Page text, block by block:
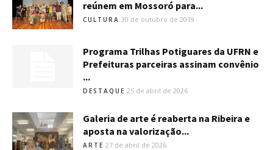
reúnem em Mossoró para...
CULTURA 30 de outubro de 2019
Programa Trilhas Potiguares da UFRN e
Prefeituras parceiras assinam convênio
...
DESTAQUE 25 de abril de 2026
Galeria de arte é reaberta na Ribeira e
aposta na valorização...
ARTE 27 de abril de 2026